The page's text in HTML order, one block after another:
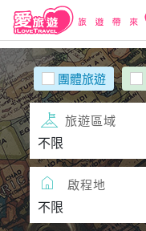
團體旅遊
旅遊區域
啟程地